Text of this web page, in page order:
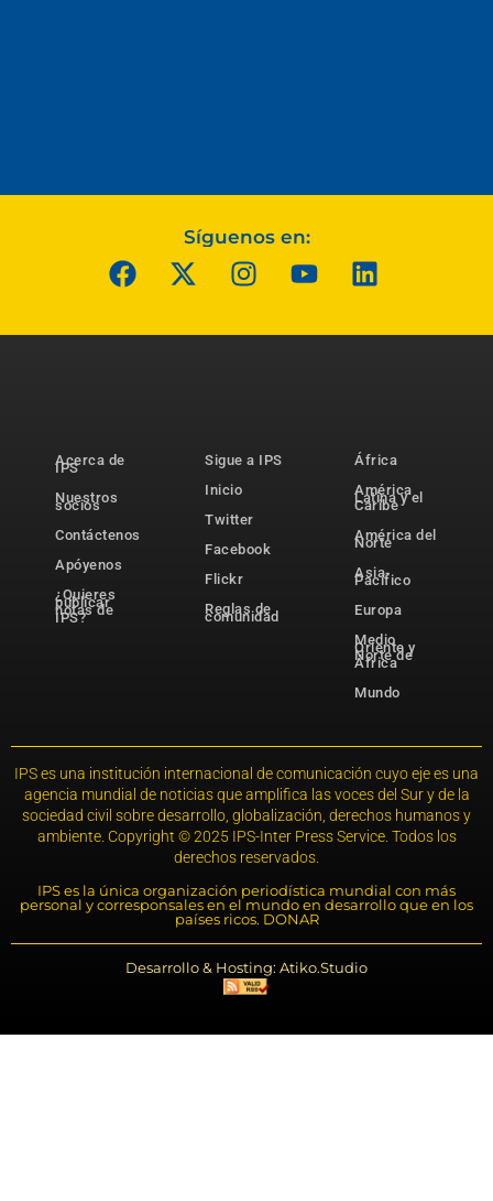
Síguenos en:
Acerca de
IPS
Nuestros
socios
Contáctenos
Apóyenos
¿Quieres
publicar
notas de
IPS?
Sigue a IPS
Inicio
Twitter
Facebook
Flickr
Reglas de
comunidad
África
América
Latina y el
Caribe
América del
Norte
Asia-
Pacífico
Europa
Medio
Oriente y
Norte de
África
Mundo
IPS es una institución internacional de comunicación cuyo eje es una
agencia mundial de noticias que amplifica las voces del Sur y de la
sociedad civil sobre desarrollo, globalización, derechos humanos y
ambiente. Copyright © 2025 IPS-Inter Press Service. Todos los
derechos reservados.
IPS es la única organización periodística mundial con más
personal y corresponsales en el mundo en desarrollo que en los
países ricos. DONAR
Desarrollo & Hosting: Atiko.Studio